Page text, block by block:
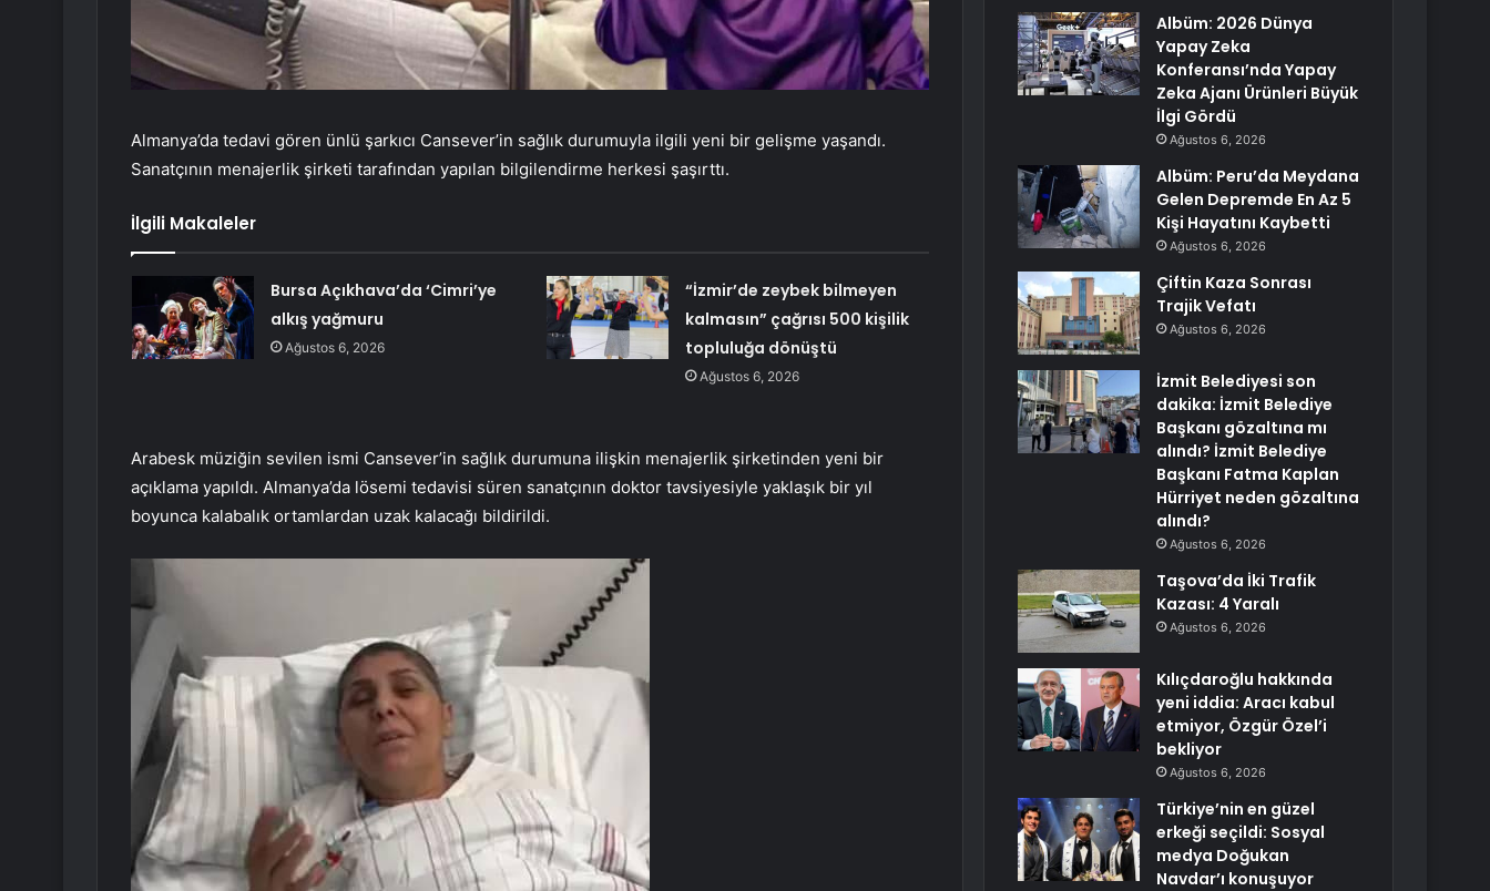
Almanya’da tedavi gören ünlü şarkıcı Cansever’in sağlık durumuyla ilgili yeni bir gelişme yaşandı.
Sanatçının menajerlik şirketi tarafından yapılan bilgilendirme herkesi şaşırttı.
İlgili Makaleler
Bursa Açıkhava’da ‘Cimri’ye
alkış yağmuru
Ağustos 6, 2026
“İzmir’de zeybek bilmeyen
kalmasın” çağrısı 500 kişilik
topluluğa dönüştü
Ağustos 6, 2026
Arabesk müziğin sevilen ismi Cansever’in sağlık durumuna ilişkin menajerlik şirketinden yeni bir
açıklama yapıldı. Almanya’da lösemi tedavisi süren sanatçının doktor tavsiyesiyle yaklaşık bir yıl
boyunca kalabalık ortamlardan uzak kalacağı bildirildi.
Albüm: 2026 Dünya
Yapay Zeka
Konferansı’nda Yapay
Zeka Ajanı Ürünleri Büyük
İlgi Gördü
Ağustos 6, 2026
Albüm: Peru’da Meydana
Gelen Depremde En Az 5
Kişi Hayatını Kaybetti
Ağustos 6, 2026
Çiftin Kaza Sonrası
Trajik Vefatı
Ağustos 6, 2026
İzmit Belediyesi son
dakika: İzmit Belediye
Başkanı gözaltına mı
alındı? İzmit Belediye
Başkanı Fatma Kaplan
Hürriyet neden gözaltına
alındı?
Ağustos 6, 2026
Taşova’da İki Trafik
Kazası: 4 Yaralı
Ağustos 6, 2026
Kılıçdaroğlu hakkında
yeni iddia: Aracı kabul
etmiyor, Özgür Özel’i
bekliyor
Ağustos 6, 2026
Türkiye’nin en güzel
erkeği seçildi: Sosyal
medya Doğukan
Navdar’ı konuşuyor